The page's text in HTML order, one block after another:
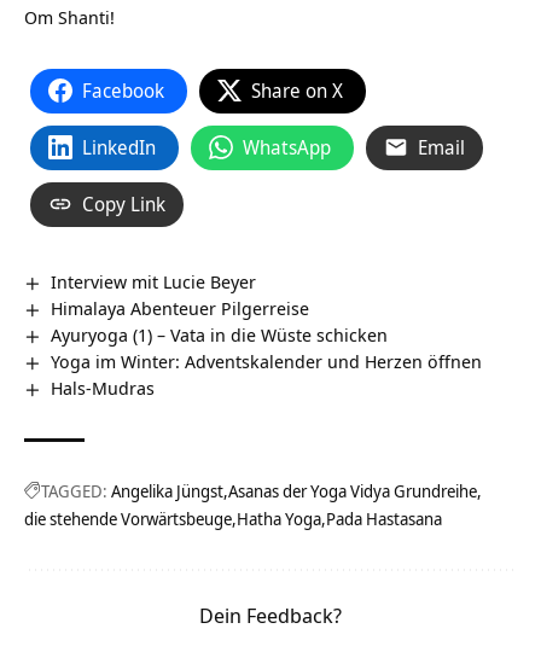
Om Shanti!
Facebook Share on X
LinkedIn WhatsApp Email
Copy Link
Interview mit Lucie Beyer
Himalaya Abenteuer Pilgerreise
Ayuryoga (1) – Vata in die Wüste schicken
Yoga im Winter: Adventskalender und Herzen öffnen
Hals-Mudras
TAGGED: Angelika Jüngst Asanas der Yoga Vidya Grundreihe
die stehende Vorwärtsbeuge Hatha Yoga Pada Hastasana
Dein Feedback?